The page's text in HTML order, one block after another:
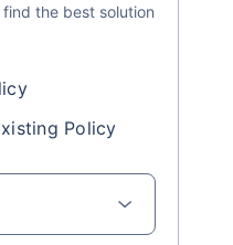
the best solution
Policy